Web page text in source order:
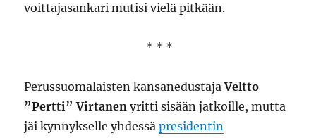
voittajasankari mutisi vielä pitkään.
* * *
Perussuomalaisten kansanedustajaVeltto
”Pertti” Virtanen yritti sisään jatkoille, mutta
jäi kynnykselle yhdessäpresidentin